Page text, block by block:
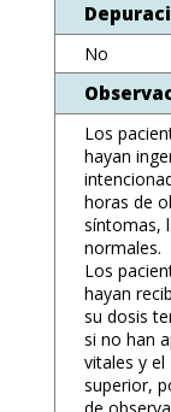
No
Los
hayan
horas de
síntomas,
normales.
Los
hayan
su dosis
si no han
vitales y el
superior,